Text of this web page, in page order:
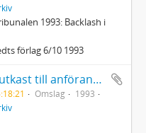
1993: Backlash i
förlag 6/10 1993
Manuskript och utkast till anförande vid mottgandet av Harry Martinsson-priset
Omslag
1993